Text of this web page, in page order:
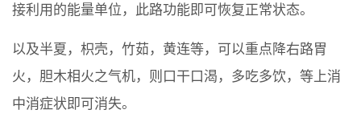
接利用的能量单位，此路功能即可恢复正常状态。
以及半夏，枳壳，竹茹，黄连等，可以重点降右路胃
火，胆木相火之气机，则口干口渴，多吃多饮，等上消
中消症状即可消失。